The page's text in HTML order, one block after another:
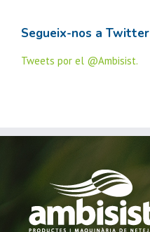
Segueix-nos a Twitter
Tweets por el @Ambisist.